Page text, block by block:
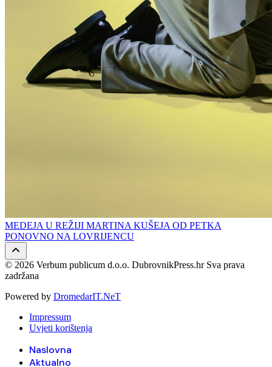
MEDEJA U REŽIJI MARTINA KUŠEJA OD PETKA
PONOVNO NA LOVRIJENCU
© 2026 Verbum publicum d.o.o. DubrovnikPress.hr Sva prava
zadržana
Powered by DromedarIT.NeT
Impressum
Uvjeti korištenja
Naslovna
Aktualno